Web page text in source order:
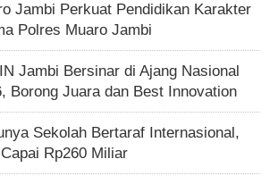
Jambi Perkuat Pendidikan Karakter
Polres Muaro Jambi
Jambi Bersinar di Ajang Nasional
Borong Juara dan Best Innovation
Sekolah Bertaraf Internasional,
Rp260 Miliar